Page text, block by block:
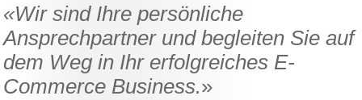
«Wir sind Ihre persönliche
Ansprechpartner und begleiten Sie auf
dem Weg in Ihr erfolgreiches E-
Commerce Business.»